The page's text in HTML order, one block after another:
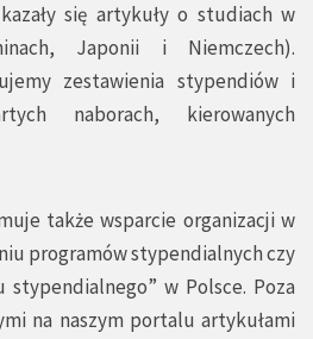
się artykuły o studiach w
Japonii i Niemczech).
zestawienia stypendiów i
naborach, kierowanych
także wsparcie organizacji w
programów stypendialnych czy
stypendialnego” w Polsce. Poza
na naszym portalu artykułami